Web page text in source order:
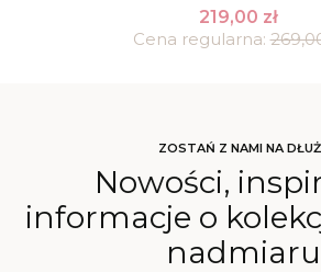
219,00 zł
Cena regularna:
ZOSTAŃ Z NAMI NA
Nowości,
informacje o